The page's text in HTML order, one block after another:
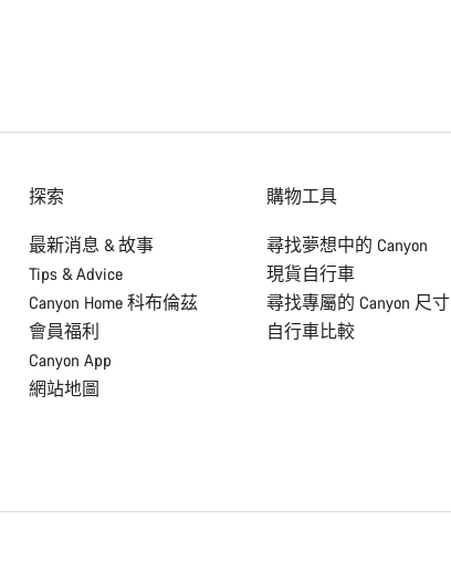
探索
最新消息 & 故事
Tips & Advice
Canyon Home 科布倫茲
會員福利
Canyon App
網站地圖
購物工具
尋找夢想中的 Canyon
現貨自行車
尋找專屬的 Canyon 尺寸
自行車比較